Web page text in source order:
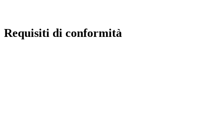
Requisiti di conformità